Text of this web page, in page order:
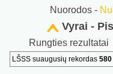
Nuorodos -
Vyrai -
Rungties rezultatai
LŠSS suaugusių rekordas 580